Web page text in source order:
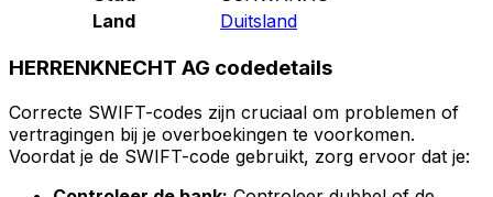
Land
Duitsland
HERRENKNECHT AG codedetails
Correcte SWIFT-codes zijn cruciaal om problemen of
vertragingen bij je overboekingen te voorkomen.
Voordat je de SWIFT-code gebruikt, zorg ervoor dat je: